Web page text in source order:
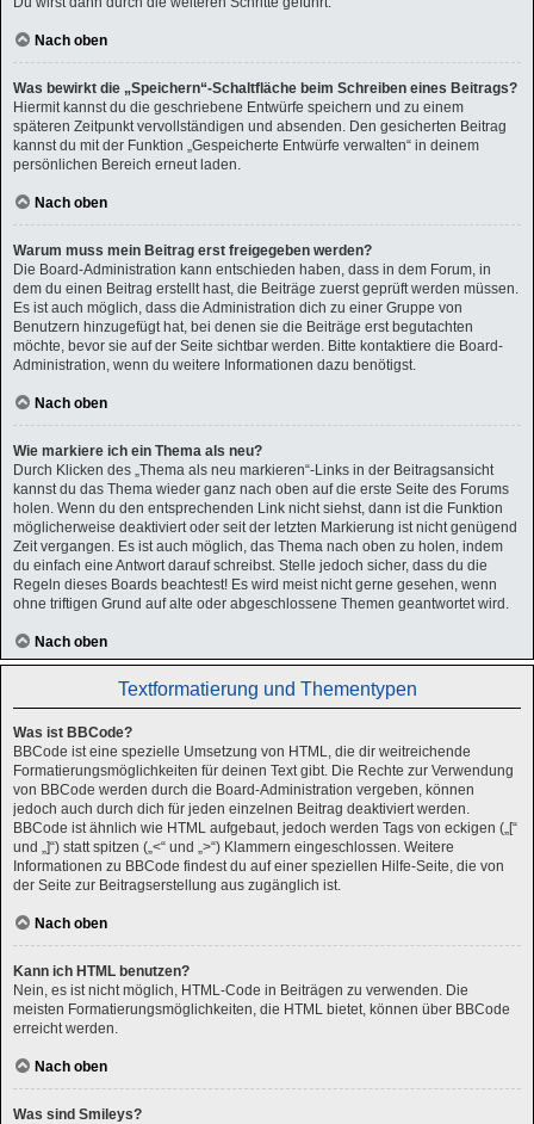
Nach oben
Was bewirkt die „Speichern“-Schaltfläche beim Schreiben eines Beitrags?
Hiermit kannst du die geschriebene Entwürfe speichern und zu einem
späteren Zeitpunkt vervollständigen und absenden. Den gesicherten Beitrag
kannst du mit der Funktion „Gespeicherte Entwürfe verwalten“ in deinem
persönlichen Bereich erneut laden.
Nach oben
Warum muss mein Beitrag erst freigegeben werden?
Die Board-Administration kann entschieden haben, dass in dem Forum, in
dem du einen Beitrag erstellt hast, die Beiträge zuerst geprüft werden müssen.
Es ist auch möglich, dass die Administration dich zu einer Gruppe von
Benutzern hinzugefügt hat, bei denen sie die Beiträge erst begutachten
möchte, bevor sie auf der Seite sichtbar werden. Bitte kontaktiere die Board-
Administration, wenn du weitere Informationen dazu benötigst.
Nach oben
Wie markiere ich ein Thema als neu?
Durch Klicken des „Thema als neu markieren“-Links in der Beitragsansicht
kannst du das Thema wieder ganz nach oben auf die erste Seite des Forums
holen. Wenn du den entsprechenden Link nicht siehst, dann ist die Funktion
möglicherweise deaktiviert oder seit der letzten Markierung ist nicht genügend
Zeit vergangen. Es ist auch möglich, das Thema nach oben zu holen, indem
du einfach eine Antwort darauf schreibst. Stelle jedoch sicher, dass du die
Regeln dieses Boards beachtest! Es wird meist nicht gerne gesehen, wenn
ohne triftigen Grund auf alte oder abgeschlossene Themen geantwortet wird.
Nach oben
Textformatierung und Thementypen
Was ist BBCode?
BBCode ist eine spezielle Umsetzung von HTML, die dir weitreichende
Formatierungsmöglichkeiten für deinen Text gibt. Die Rechte zur Verwendung
von BBCode werden durch die Board-Administration vergeben, können
jedoch auch durch dich für jeden einzelnen Beitrag deaktiviert werden.
BBCode ist ähnlich wie HTML aufgebaut, jedoch werden Tags von eckigen („[“
und „]“) statt spitzen („<“ und „>“) Klammern eingeschlossen. Weitere
Informationen zu BBCode findest du auf einer speziellen Hilfe-Seite, die von
der Seite zur Beitragserstellung aus zugänglich ist.
Nach oben
Kann ich HTML benutzen?
Nein, es ist nicht möglich, HTML-Code in Beiträgen zu verwenden. Die
meisten Formatierungsmöglichkeiten, die HTML bietet, können über BBCode
erreicht werden.
Nach oben
Was sind Smileys?